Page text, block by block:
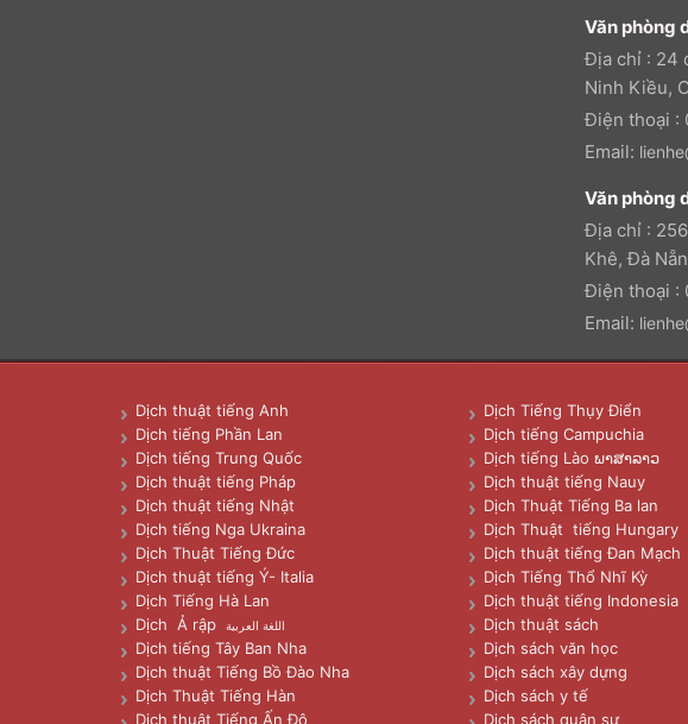
Văn phòng
Địa chỉ : 24
Ninh Kiều,
Điện thoại :
Email:
Văn phòng
Địa chỉ :
Khê, Đà
Điện thoại :
Email:
Dịch thuật tiếng Anh
Dịch tiếng Phần Lan
Dịch tiếng Trung Quốc
Dịch thuật tiếng Pháp
Dịch thuật tiếng Nhật
Dịch tiếng Nga Ukraina
Dịch Thuật Tiếng Đức
Dịch thuật tiếng Ý- Italia
Dịch Tiếng Hà Lan
Dịch Ả rập
اللغة العربية
Dịch tiếng Tây Ban Nha
Dịch thuật Tiếng Bồ Đào Nha
Dịch Thuật Tiếng Hàn
Dịch thuật Tiếng Ấn Độ
Dịch Tiếng Thụy Điển
Dịch tiếng Campuchia
Dịch tiếng Lào ພາສາລາວ
Dịch thuật tiếng Nauy
Dịch Thuật Tiếng Ba lan
Dịch Thuật tiếng Hungary
Dịch thuật tiếng Đan Mạch
Dịch Tiếng Thổ Nhĩ Kỳ
Dịch thuật tiếng Indonesia
Dịch thuật sách
Dịch sách văn học
Dịch sách xây dựng
Dịch sách y tế
Dịch sách quân sự